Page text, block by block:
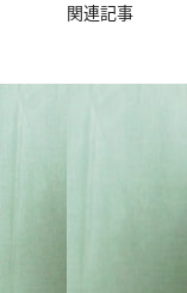
関連記事